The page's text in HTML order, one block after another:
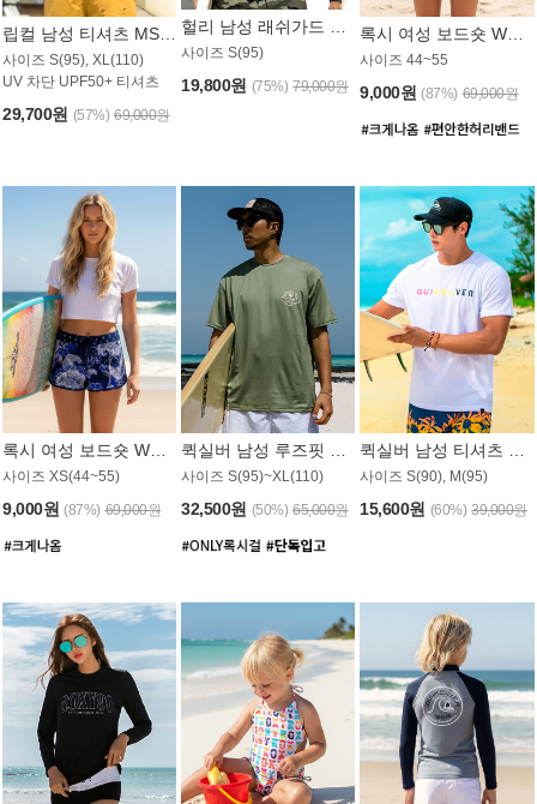
사이즈 S(95), XL(110)
UV 차단 UPF50+ 티셔츠
29,700원 (57%) 69,000원
사이즈 S(95)
19,800원 (75%) 79,000원
사이즈 44~55
9,000원 (87%) 69,000원
사이즈 XS(44~55)
9,000원 (87%) 69,000원
사이즈 S(95)~XL(110)
32,500원 (50%) 65,000원
사이즈 S(90), M(95)
15,600원 (60%) 39,000원